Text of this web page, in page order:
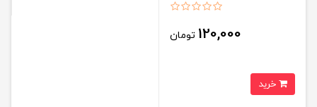
120,000 تومان